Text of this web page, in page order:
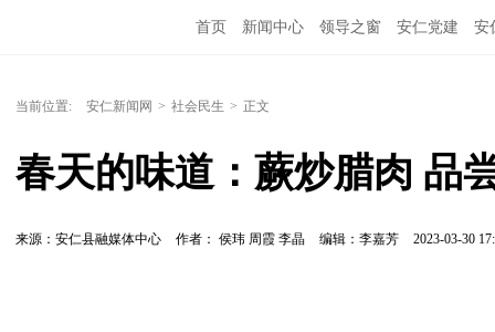
首页 新闻中心 领导之窗 安仁党建 安
当前位置: 安仁新闻网 > 社会民生 > 正文
春天的味道：蕨炒腊肉 品
来源：安仁县融媒体中心 作者： 侯玮 周霞 李晶 编辑：李嘉芳 2023-03-30